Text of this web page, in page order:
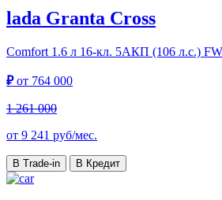
lada Granta Cross
Comfort 1.6 л 16-кл. 5АКП (106 л.с.)
₽от 764 000
1 261 000
от 9 241 руб/мес.
В Trade-in В Кредит